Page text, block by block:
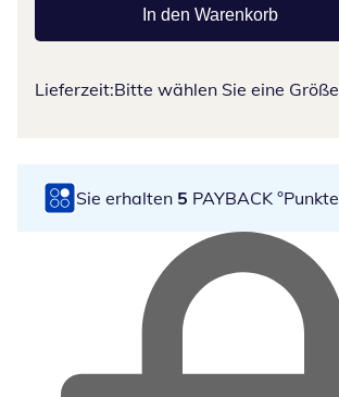
In den Warenkorb
Lieferzeit:Bitte wählen Sie eine Größe
Sie erhalten 5 PAYBACK °Punkte